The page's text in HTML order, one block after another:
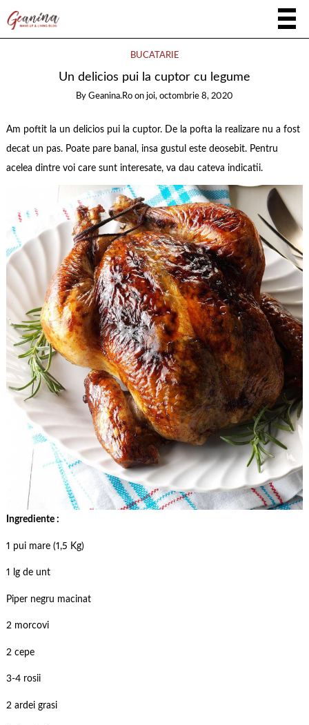
BUCATARIE
Un delicios pui la cuptor cu legume
By Geanina.ro on joi, octombrie 8, 2020
Am poftit la un delicios pui la cuptor. De la pofta la realizare nu a fost
decat un pas. Poate pare banal, insa gustul este deosebit. Pentru
acelea dintre voi care sunt interesate, va dau cateva indicatii.
Ingrediente :
1 pui mare (1,5 Kg)
1 lg de unt
Piper negru macinat
2 morcovi
2 cepe
3-4 rosii
2 ardei grasi